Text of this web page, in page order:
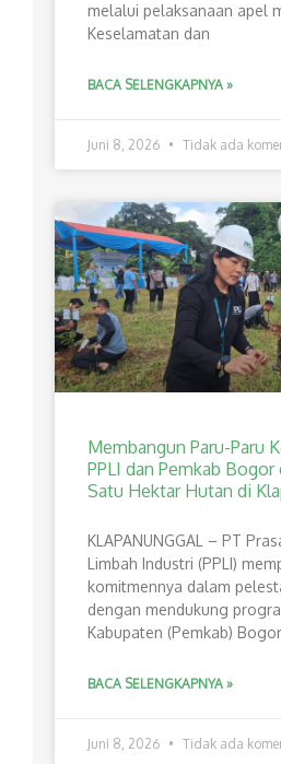
melalui pelaksanaan apel
Keselamatan dan
BACA SELENGKAPNYA »
Juni 8, 2026 Tidak ada
Membangun Paru-Paru
PPLI dan Pemkab Bogor
Satu Hektar Hutan di
​KLAPANUNGGAL – PT
Limbah Industri (PPLI)
komitmennya dalam
dengan mendukung
Kabupaten (Pemkab)
BACA SELENGKAPNYA »
Juni 8, 2026 Tidak ada